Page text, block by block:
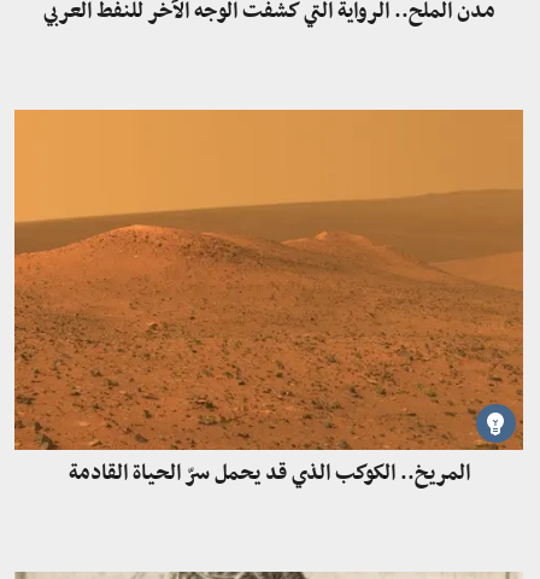
مدن الملح.. الرواية التي كشفت الوجه الآخر للنفط العربي
المريخ.. الكوكب الذي قد يحمل سرّ الحياة القادمة